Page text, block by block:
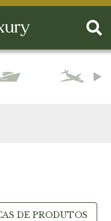
DE PRODUTOS